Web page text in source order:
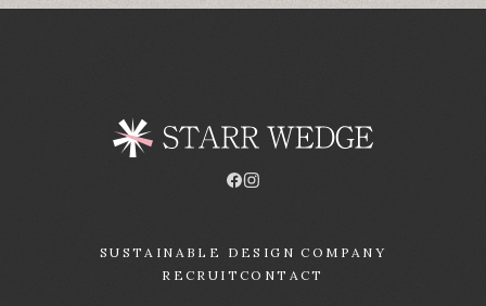
SUSTAINABLE DESIGN COMPANY
RECRUIT CONTACT